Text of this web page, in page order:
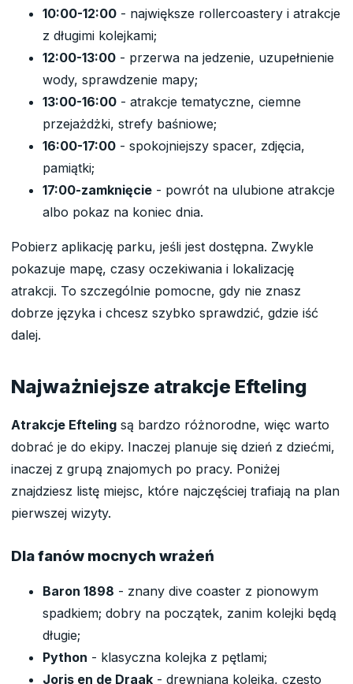
10:00-12:00 - największe rollercoastery i atrakcje
z długimi kolejkami;
12:00-13:00 - przerwa na jedzenie, uzupełnienie
wody, sprawdzenie mapy;
13:00-16:00 - atrakcje tematyczne, ciemne
przejażdżki, strefy baśniowe;
16:00-17:00 - spokojniejszy spacer, zdjęcia,
pamiątki;
17:00-zamknięcie - powrót na ulubione atrakcje
albo pokaz na koniec dnia.
Pobierz aplikację parku, jeśli jest dostępna. Zwykle
pokazuje mapę, czasy oczekiwania i lokalizację
atrakcji. To szczególnie pomocne, gdy nie znasz
dobrze języka i chcesz szybko sprawdzić, gdzie iść
dalej.
Najważniejsze atrakcje Efteling
Atrakcje Efteling są bardzo różnorodne, więc warto
dobrać je do ekipy. Inaczej planuje się dzień z dziećmi,
inaczej z grupą znajomych po pracy. Poniżej
znajdziesz listę miejsc, które najczęściej trafiają na plan
pierwszej wizyty.
Dla fanów mocnych wrażeń
Baron 1898 - znany dive coaster z pionowym
spadkiem; dobry na początek, zanim kolejki będą
długie;
Python - klasyczna kolejka z pętlami;
Joris en de Draak - drewniana kolejka, często